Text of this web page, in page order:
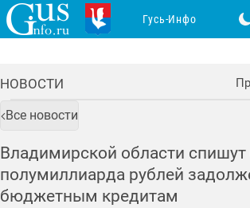
НОВОСТИ
Все новости
Владимирской области спишут
полумиллиарда рублей
бюджетным кредитам
Гусь-Инфо